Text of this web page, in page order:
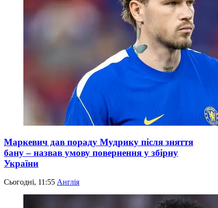
Маркевич дав пораду Мудрику після зняття
бану – назвав умову повернення у збірну
України
Сьогодні, 11:55 Англія